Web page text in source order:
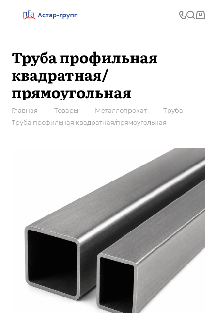
Труба профильная
квадратная/
прямоугольная
Главная — Товары — Металлопрокат — Труба —
Труба профильная квадратная/прямоугольная